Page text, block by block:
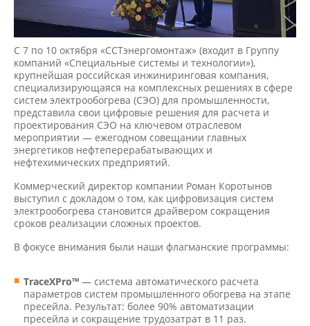
С 7 по 10 октября «ССТэнергомонтаж» (входит в Группу
компаний «Специальные системы и технологии»),
крупнейшая российская инжиниринговая компания,
специализирующаяся на комплексных решениях в сфере
систем электрообогрева (СЭО) для промышленности,
представила свои цифровые решения для расчета и
проектирования СЭО на ключевом отраслевом
мероприятии — ежегодном совещании главных
энергетиков нефтеперерабатывающих и
нефтехимических предприятий.
Коммерческий директор компании Роман Коротынов
выступил с докладом о том, как цифровизация систем
электрообогрева становится драйвером сокращения
сроков реализации сложных проектов.
В фокусе внимания были наши флагманские программы:
TraceXPro™ — система автоматического расчета
параметров систем промышленного обогрева на этапе
пресейла. Результат: более 90% автоматизации
пресейла и сокращение трудозатрат в 11 раз.